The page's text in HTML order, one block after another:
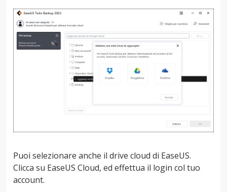
Puoi selezionare anche il drive cloud di EaseUS.
Clicca su EaseUS Cloud, ed effettua il login col tuo
account.